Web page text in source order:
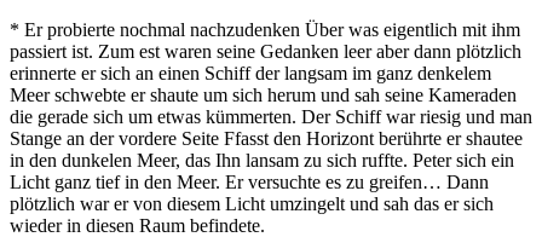
* Er probierte nochmal nachzudenken Über was eigentlich mit ihm
passiert ist. Zum est waren seine Gedanken leer aber dann plötzlich
erinnerte er sich an einen Schiff der langsam im ganz denkelem
Meer schwebte er shaute um sich herum und sah seine Kameraden
die gerade sich um etwas kümmerten. Der Schiff war riesig und man
Stange an der vordere Seite Ffasst den Horizont berührte er shautee
in den dunkelen Meer, das Ihn lansam zu sich ruffte. Peter sich ein
Licht ganz tief in den Meer. Er versuchte es zu greifen… Dann
plötzlich war er von diesem Licht umzingelt und sah das er sich
wieder in diesen Raum befindete.